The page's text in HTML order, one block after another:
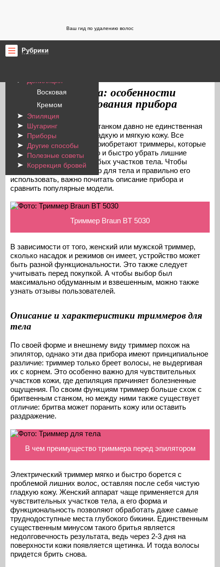
Ваш гид по удалению волос
Рубрики
Депиляция
Восковая
Кремом
Эпиляция
Шугаринг
Приборы
Другие способы
Полезные советы
Коррекция бровей
Триммер для тела: особенности
выбора и использования прибора
Брить волосы обычным станком давно не единственная
возможность получить гладкую и мягкую кожу. Все
большую популярность приобретают триммеры, которые
позволяют безболезненно и быстро убрать лишние
волосы практически с любых участков тела. Чтобы
выбрать хороший триммер для тела и правильно его
использовать, важно почитать описание прибора и
сравнить популярные модели.
Триммер Braun BT 5030
В зависимости от того, женский или мужской триммер,
сколько насадок и режимов он имеет, устройство может
быть разной функциональности. Это также следует
учитывать перед покупкой. А чтобы выбор был
максимально обдуманным и взвешенным, можно также
узнать отзывы пользователей.
Описание и характеристики триммеров для
тела
По своей форме и внешнему виду триммер похож на
эпилятор, однако эти два прибора имеют принципиальное
различие: триммер только бреет волосы, не выдергивая
их с корнем. Это особенно важно для чувствительных
участков кожи, где депиляция причиняет болезненные
ощущения. По своим функциям триммер больше схож с
бритвенным станком, но между ними также существует
отличие: бритва может поранить кожу или оставить
раздражение.
В чем преимущество триммера перед эпилятором
Электрический триммер мягко и быстро борется с
проблемой лишних волос, оставляя после себя чистую
гладкую кожу. Женский аппарат чаще применяется для
чувствительных участков тела, а его форма и
функциональность позволяют обработать даже самые
труднодоступные места глубокого бикини. Единственным
существенным минусом такого бритья является
недолговечность результата, ведь через 2-3 дня на
поверхности кожи появляется щетинка. И тогда волосы
придется брить снова.